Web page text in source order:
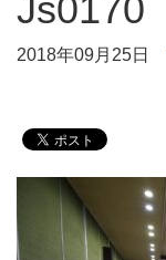
Js0170
2018年09月25日